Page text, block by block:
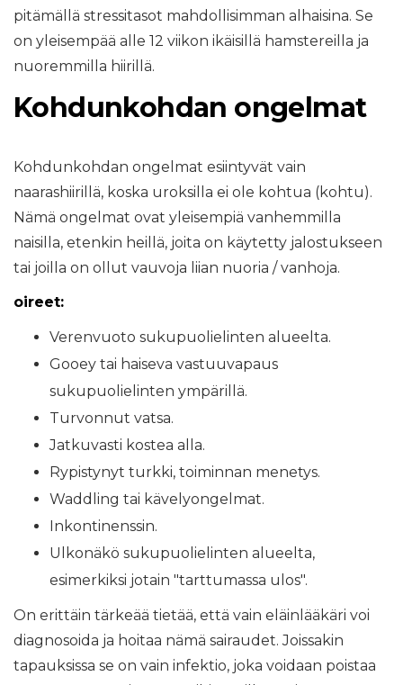
pitämällä stressitasot mahdollisimman alhaisina. Se
on yleisempää alle 12 viikon ikäisillä hamstereilla ja
nuoremmilla hiirillä.
Kohdunkohdan ongelmat
Kohdunkohdan ongelmat esiintyvät vain
naarashiirillä, koska uroksilla ei ole kohtua (kohtu).
Nämä ongelmat ovat yleisempiä vanhemmilla
naisilla, etenkin heillä, joita on käytetty jalostukseen
tai joilla on ollut vauvoja liian nuoria / vanhoja.
oireet:
Verenvuoto sukupuolielinten alueelta.
Gooey tai haiseva vastuuvapaus
sukupuolielinten ympärillä.
Turvonnut vatsa.
Jatkuvasti kostea alla.
Rypistynyt turkki, toiminnan menetys.
Waddling tai kävelyongelmat.
Inkontinenssin.
Ulkonäkö sukupuolielinten alueelta,
esimerkiksi jotain "tarttumassa ulos".
On erittäin tärkeää tietää, että vain eläinlääkäri voi
diagnosoida ja hoitaa nämä sairaudet. Joissakin
tapauksissa se on vain infektio, joka voidaan poistaa